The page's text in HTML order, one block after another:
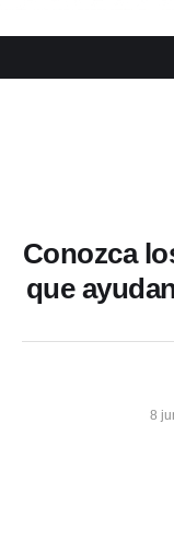
Conozca
que
8